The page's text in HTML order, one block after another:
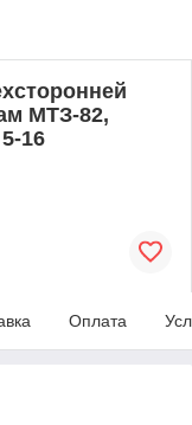
МТЗ-82,
16
Оплата